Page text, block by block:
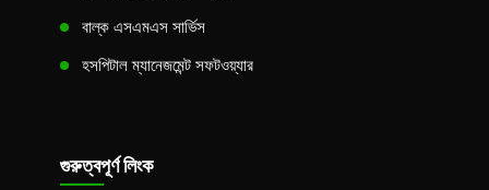
বাল্ক এসএমএস সার্ভিস
হসপিটাল ম্যানেজমেন্ট সফটওয়্যার
গুরুত্বপূর্ণ লিংক